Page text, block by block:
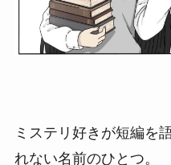
ミステリ好きが短編を
れない名前のひとつ。